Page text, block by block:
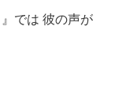
では 彼の声が